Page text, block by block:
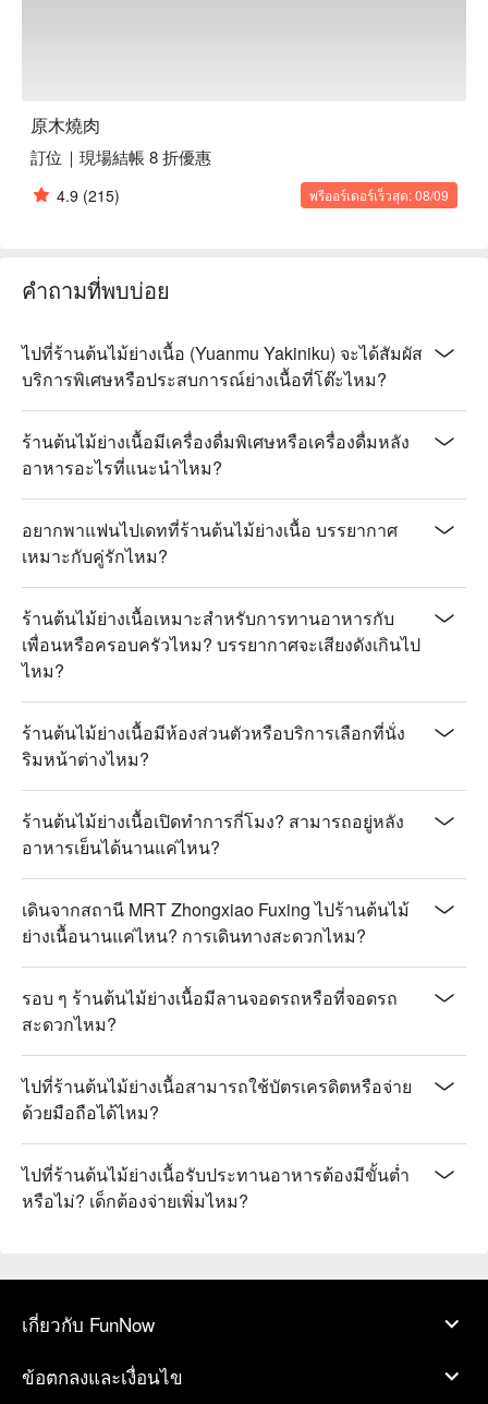
🥤 特色飲品
【木語冷泡茶】茶香淡雅，沁人心脾，清爽解膩
原木燒肉
訂位｜現場結帳 8 折優惠
4.9 (215) พรีออร์เดอร์เร็วสุด: 08/09
คำถามที่พบบ่อย
ไปที่ร้านต้นไม้ย่างเนื้อ (Yuanmu Yakiniku) จะได้สัมผัส
บริการพิเศษหรือประสบการณ์ย่างเนื้อที่โต๊ะไหม?
ร้านต้นไม้ย่างเนื้อมีเครื่องดื่มพิเศษหรือเครื่องดื่มหลัง
อาหารอะไรที่แนะนำไหม?
อยากพาแฟนไปเดทที่ร้านต้นไม้ย่างเนื้อ บรรยากาศ
เหมาะกับคู่รักไหม?
ร้านต้นไม้ย่างเนื้อเหมาะสำหรับการทานอาหารกับ
เพื่อนหรือครอบครัวไหม? บรรยากาศจะเสียงดังเกินไป
ไหม?
ร้านต้นไม้ย่างเนื้อมีห้องส่วนตัวหรือบริการเลือกที่นั่ง
ริมหน้าต่างไหม?
ร้านต้นไม้ย่างเนื้อเปิดทำการกี่โมง? สามารถอยู่หลัง
อาหารเย็นได้นานแค่ไหน?
เดินจากสถานี MRT Zhongxiao Fuxing ไปร้านต้นไม้
ย่างเนื้อนานแค่ไหน? การเดินทางสะดวกไหม?
รอบ ๆ ร้านต้นไม้ย่างเนื้อมีลานจอดรถหรือที่จอดรถ
สะดวกไหม?
ไปที่ร้านต้นไม้ย่างเนื้อสามารถใช้บัตรเครดิตหรือจ่าย
ด้วยมือถือได้ไหม?
ไปที่ร้านต้นไม้ย่างเนื้อรับประทานอาหารต้องมีขั้นต่ำ
หรือไม่? เด็กต้องจ่ายเพิ่มไหม?
เกี่ยวกับ FunNow
ข้อตกลงและเงื่อนไข